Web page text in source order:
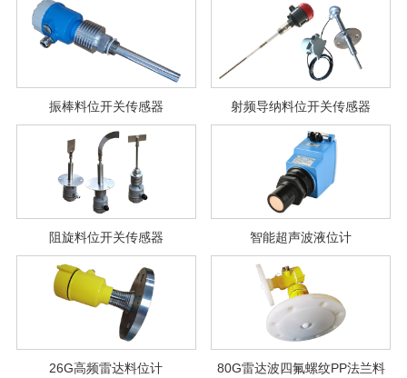
振棒料位开关传感器 射频导纳料位开关传感器
阻旋料位开关传感器 智能超声波液位计
26G高频雷达料位计 80G雷达波四氟螺纹PP法兰料